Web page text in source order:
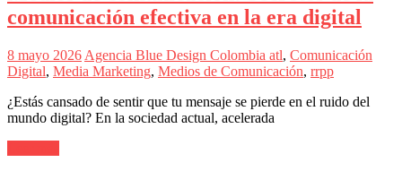
Clientes,
Innovación,
Noticias,
Artículos,
Contenidos
de
Eventos
comunicación efectiva en la era digital
8 mayo 2026 Agencia Blue Design Colombia atl, Comunicación
Digital, Media Marketing, Medios de Comunicación, rrpp
¿Estás cansado de sentir que tu mensaje se pierde en el ruido del
mundo digital? En la sociedad actual, acelerada